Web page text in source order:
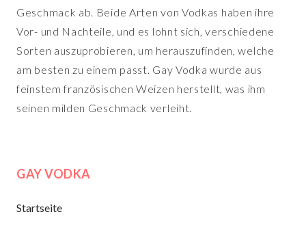
Geschmack ab. Beide Arten von Vodkas haben ihre
Vor- und Nachteile, und es lohnt sich, verschiedene
Sorten auszuprobieren, um herauszufinden, welche
am besten zu einem passt. Gay Vodka wurde aus
feinstem französischen Weizen herstellt, was ihm
seinen milden Geschmack verleiht.
GAY VODKA
Startseite